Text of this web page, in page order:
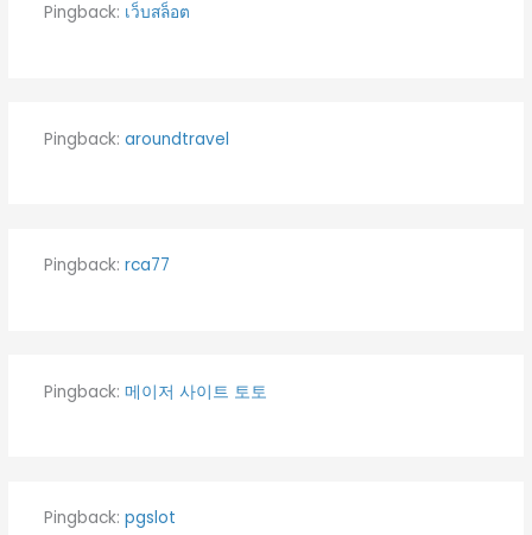
Pingback: เว็บสล็อต
Pingback: aroundtravel
Pingback: rca77
Pingback: 메이저 사이트 토토
Pingback: pgslot